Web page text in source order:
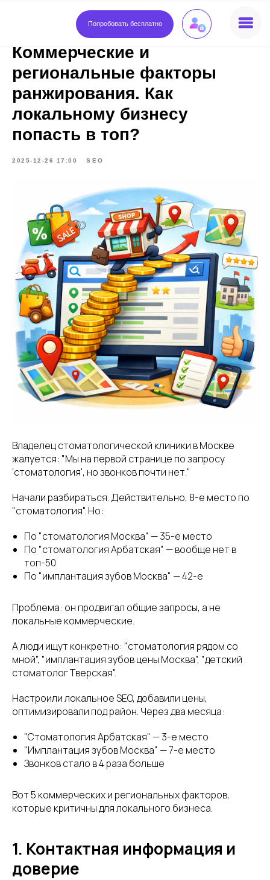
Попробовать бесплатно
Коммерческие и
региональные факторы
ранжирования. Как
локальному бизнесу
попасть в топ?
2025-12-26 17:00 SEO
Владелец стоматологической клиники в Москве
жалуется: "Мы на первой странице по запросу
'стоматология', но звонков почти нет."
Начали разбираться. Действительно, 8-е место по
"стоматология". Но:
По "стоматология Москва" — 35-е место
По "стоматология Арбатская" — вообще нет в
топ-50
По "имплантация зубов Москва" — 42-е
Проблема: он продвигал общие запросы, а не
локальные коммерческие.
А люди ищут конкретно: "стоматология рядом со
мной", "имплантация зубов цены Москва", "детский
стоматолог Тверская".
Настроили локальное SEO, добавили цены,
оптимизировали под район. Через два месяца:
"Стоматология Арбатская" — 3-е место
"Имплантация зубов Москва" — 7-е место
Звонков стало в 4 раза больше
Вот 5 коммерческих и региональных факторов,
которые критичны для локального бизнеса.
1. Контактная информация и
доверие